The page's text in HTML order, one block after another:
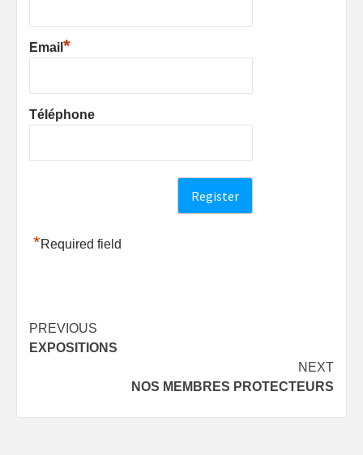
Email *
Téléphone
*Required field
Post
navigation
PREVIOUS
EXPOSITIONS
NEXT
NOS MEMBRES PROTECTEURS